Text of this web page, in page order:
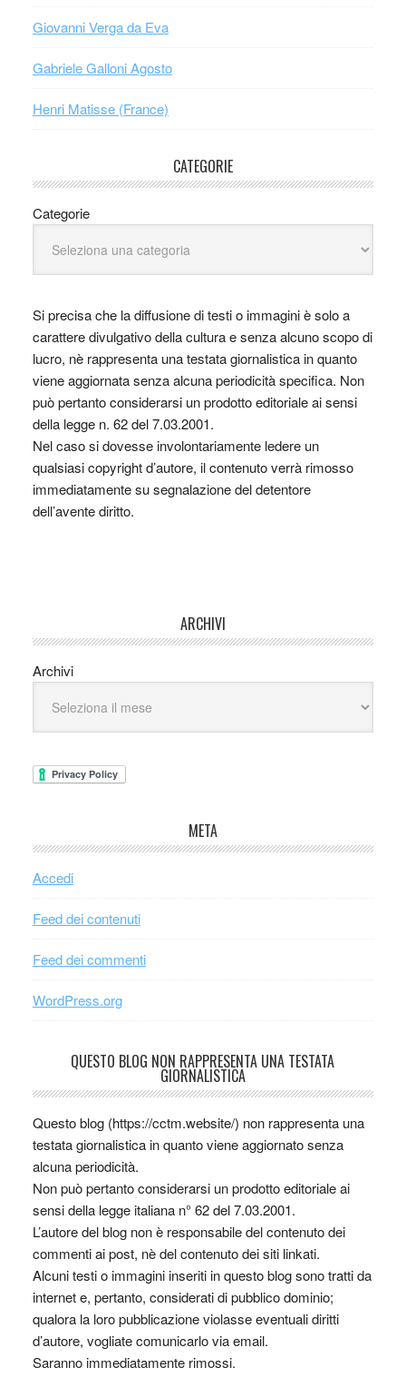
Giovanni Verga da Eva
Gabriele Galloni Agosto
Henri Matisse (France)
CATEGORIE
Categorie
Si precisa che la diffusione di testi o immagini è solo a
carattere divulgativo della cultura e senza alcuno scopo di
lucro, nè rappresenta una testata giornalistica in quanto
viene aggiornata senza alcuna periodicità specifica. Non
può pertanto considerarsi un prodotto editoriale ai sensi
della legge n. 62 del 7.03.2001.
Nel caso si dovesse involontariamente ledere un
qualsiasi copyright d’autore, il contenuto verrà rimosso
immediatamente su segnalazione del detentore
dell’avente diritto.
ARCHIVI
Archivi
META
Accedi
Feed dei contenuti
Feed dei commenti
WordPress.org
QUESTO BLOG NON RAPPRESENTA UNA TESTATA
GIORNALISTICA
Questo blog (https://cctm.website/) non rappresenta una
testata giornalistica in quanto viene aggiornato senza
alcuna periodicità.
Non può pertanto considerarsi un prodotto editoriale ai
sensi della legge italiana n° 62 del 7.03.2001.
L’autore del blog non è responsabile del contenuto dei
commenti ai post, nè del contenuto dei siti linkati.
Alcuni testi o immagini inseriti in questo blog sono tratti da
internet e, pertanto, considerati di pubblico dominio;
qualora la loro pubblicazione violasse eventuali diritti
d’autore, vogliate comunicarlo via email.
Saranno immediatamente rimossi.